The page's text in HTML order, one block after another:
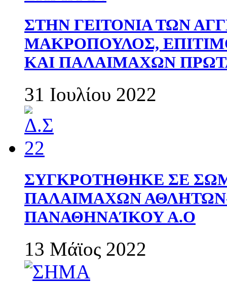
ΣΤΗΝ ΓΕΙΤΟΝΙΑ ΤΩΝ
ΜΑΚΡΟΠΟΥΛΟΣ,
ΚΑΙ ΠΑΛΑΙΜΑΧΩΝ
31 Ιουλίου 2022
ΣΥΓΚΡΟΤΗΘΗΚΕ ΣΕ
ΠΑΛΑΙΜΑΧΩΝ
ΠΑΝΑΘΗΝΑΊΚΟΥ Α.Ο
13 Μάϊος 2022